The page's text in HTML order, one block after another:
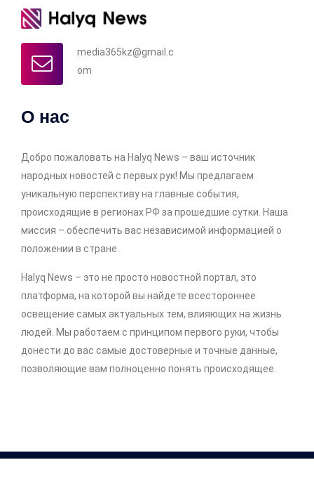
media365kz@gmail.c
om
О нас
Добро пожаловать на Halyq News – ваш источник
народных новостей с первых рук! Мы предлагаем
уникальную перспективу на главные события,
происходящие в регионах РФ за прошедшие сутки. Наша
миссия – обеспечить вас независимой информацией о
положении в стране.
Halyq News – это не просто новостной портал, это
платформа, на которой вы найдете всестороннее
освещение самых актуальных тем, влияющих на жизнь
людей. Мы работаем с принципом первого руки, чтобы
донести до вас самые достоверные и точные данные,
позволяющие вам полноценно понять происходящее.